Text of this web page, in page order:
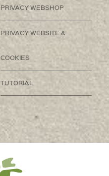
PRIVACY WEBSHOP
PRIVACY WEBSITE &
COOKIES
TUTORIAL